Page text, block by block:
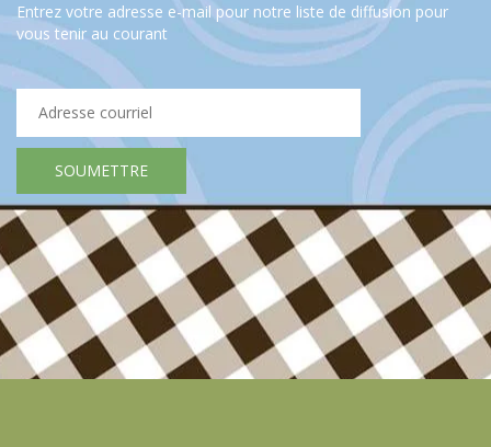
Entrez votre adresse e-mail pour notre liste de diffusion pour
vous tenir au courant